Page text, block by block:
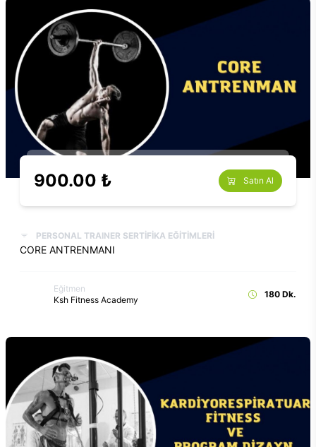
900.00 ₺ Satın Al
PERSONAL TRAINER SERTİFİKA EĞİTİMLERİ
CORE ANTRENMANI
Eğitmen
Ksh Fitness Academy
180 Dk.